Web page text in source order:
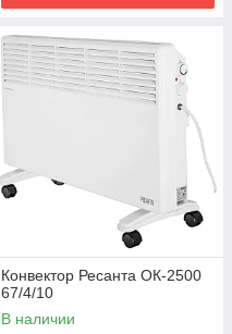
Конвектор Ресанта ОК-2500
67/4/10
В наличии